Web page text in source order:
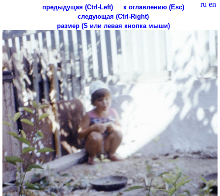
ru en
предыдущая (Ctrl-Left)
к оглавлению (Esc)
следующая (Ctrl-Right)
размер (S или левая кнопка мыши)